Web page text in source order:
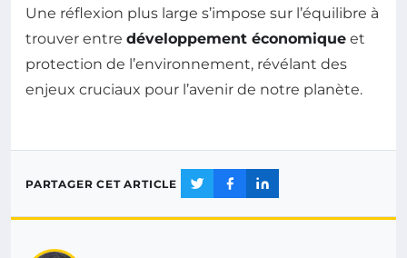
Une réflexion plus large s’impose sur l’équilibre à
trouver entre développement économique et
protection de l’environnement, révélant des
enjeux cruciaux pour l’avenir de notre planète.
PARTAGER CET ARTICLE